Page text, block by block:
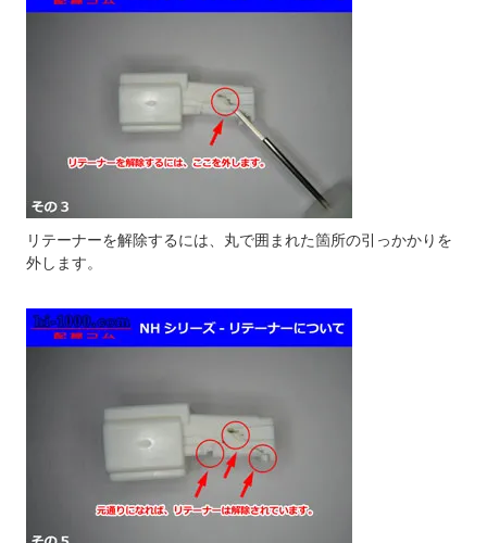
リテーナーを解除するには、丸で囲まれた箇所の引っかかりを
外します。